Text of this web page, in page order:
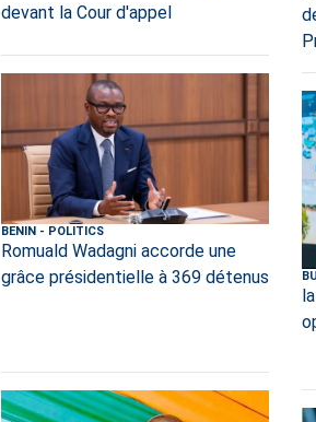
devant la Cour d'appel
BENIN - POLITICS
Romuald Wadagni accorde une
grâce présidentielle à 369 détenus